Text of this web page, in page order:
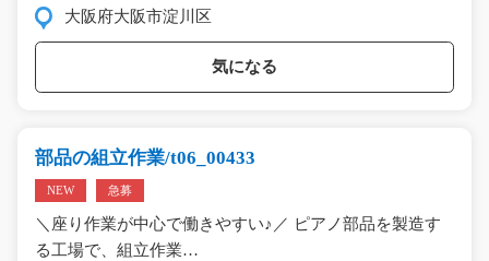
大阪府大阪市淀川区
気になる
部品の組立作業/t06_00433
NEW 急募
＼座り作業が中心で働きやすい♪／ ピアノ部品を製造す
る工場で、組立作業…